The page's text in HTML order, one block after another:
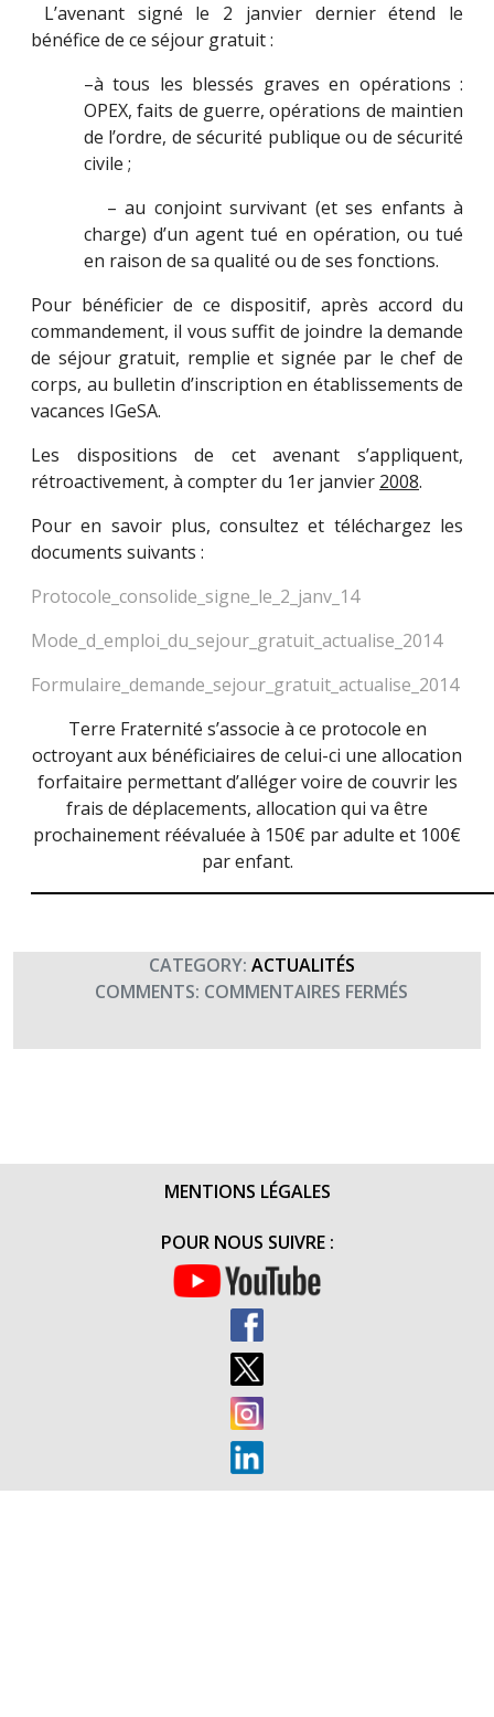
L’avenant signé le 2 janvier dernier étend le
bénéfice de ce séjour gratuit :
–à tous les blessés graves en opérations :
OPEX, faits de guerre, opérations de maintien
de l’ordre, de sécurité publique ou de sécurité
civile ;
– au conjoint survivant (et ses enfants à
charge) d’un agent tué en opération, ou tué
en raison de sa qualité ou de ses fonctions.
Pour bénéficier de ce dispositif, après accord du
commandement, il vous suffit de joindre la demande
de séjour gratuit, remplie et signée par le chef de
corps, au bulletin d’inscription en établissements de
vacances IGeSA.
Les dispositions de cet avenant s’appliquent,
rétroactivement, à compter du 1er janvier 2008.
Pour en savoir plus, consultez et téléchargez les
documents suivants :
Protocole_consolide_signe_le_2_janv_14
Mode_d_emploi_du_sejour_gratuit_actualise_2014
Formulaire_demande_sejour_gratuit_actualise_2014
Terre Fraternité s’associe à ce protocole en
octroyant aux bénéficiaires de celui-ci une allocation
forfaitaire permettant d’alléger voire de couvrir les
frais de déplacements, allocation qui va être
prochainement réévaluée à 150€ par adulte et 100€
par enfant.
CATEGORY: ACTUALITÉS
COMMENTS: COMMENTAIRES FERMÉS
GRATUIT
MENTIONS LÉGALES
POUR NOUS SUIVRE :